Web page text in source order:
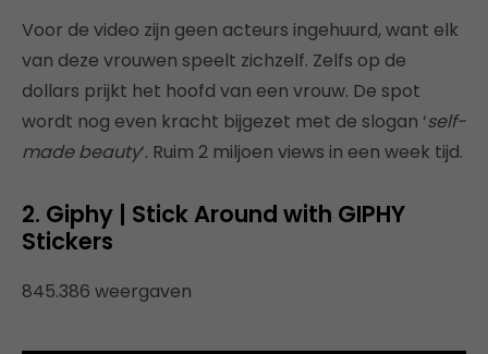
Voor de video zijn geen acteurs ingehuurd, want elk
van deze vrouwen speelt zichzelf. Zelfs op de
dollars prijkt het hoofd van een vrouw. De spot
wordt nog even kracht bijgezet met de slogan ‘self-
made beauty‘. Ruim 2 miljoen views in een week tijd.
2. Giphy | Stick Around with GIPHY
Stickers
845.386 weergaven